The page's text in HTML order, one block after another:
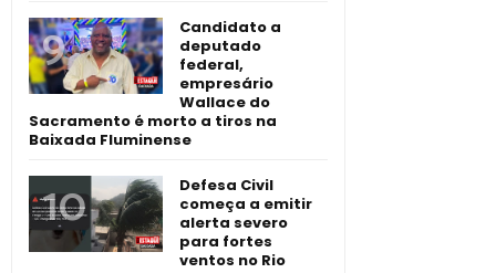
Candidato a
deputado
federal,
empresário
Wallace do
Sacramento é morto a tiros na
Baixada Fluminense
Defesa Civil
começa a emitir
alerta severo
para fortes
ventos no Rio